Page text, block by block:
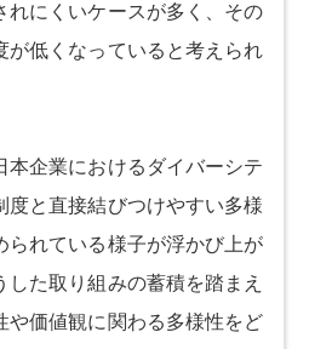
れにくいケースが多く、その
が低くなっていると考えられ
本企業におけるダイバーシテ
度と直接結びつけやすい多様
られている様子が浮かび上が
した取り組みの蓄積を踏まえ
や価値観に関わる多様性をど